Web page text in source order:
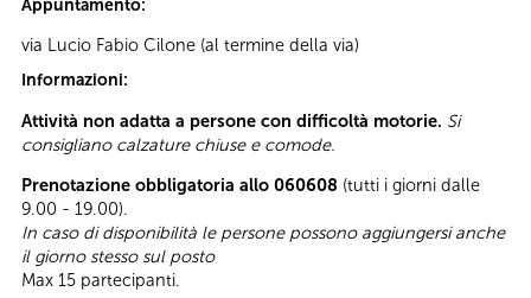
Appuntamento:
via Lucio Fabio Cilone (al termine della via)
Informazioni:
Attività non adatta a persone con difficoltà motorie. Si
consigliano calzature chiuse e comode.
Prenotazione obbligatoria allo 060608 (tutti i giorni dalle
9.00 - 19.00).
In caso di disponibilità le persone possono aggiungersi anche
il giorno stesso sul posto
Max 15 partecipanti.